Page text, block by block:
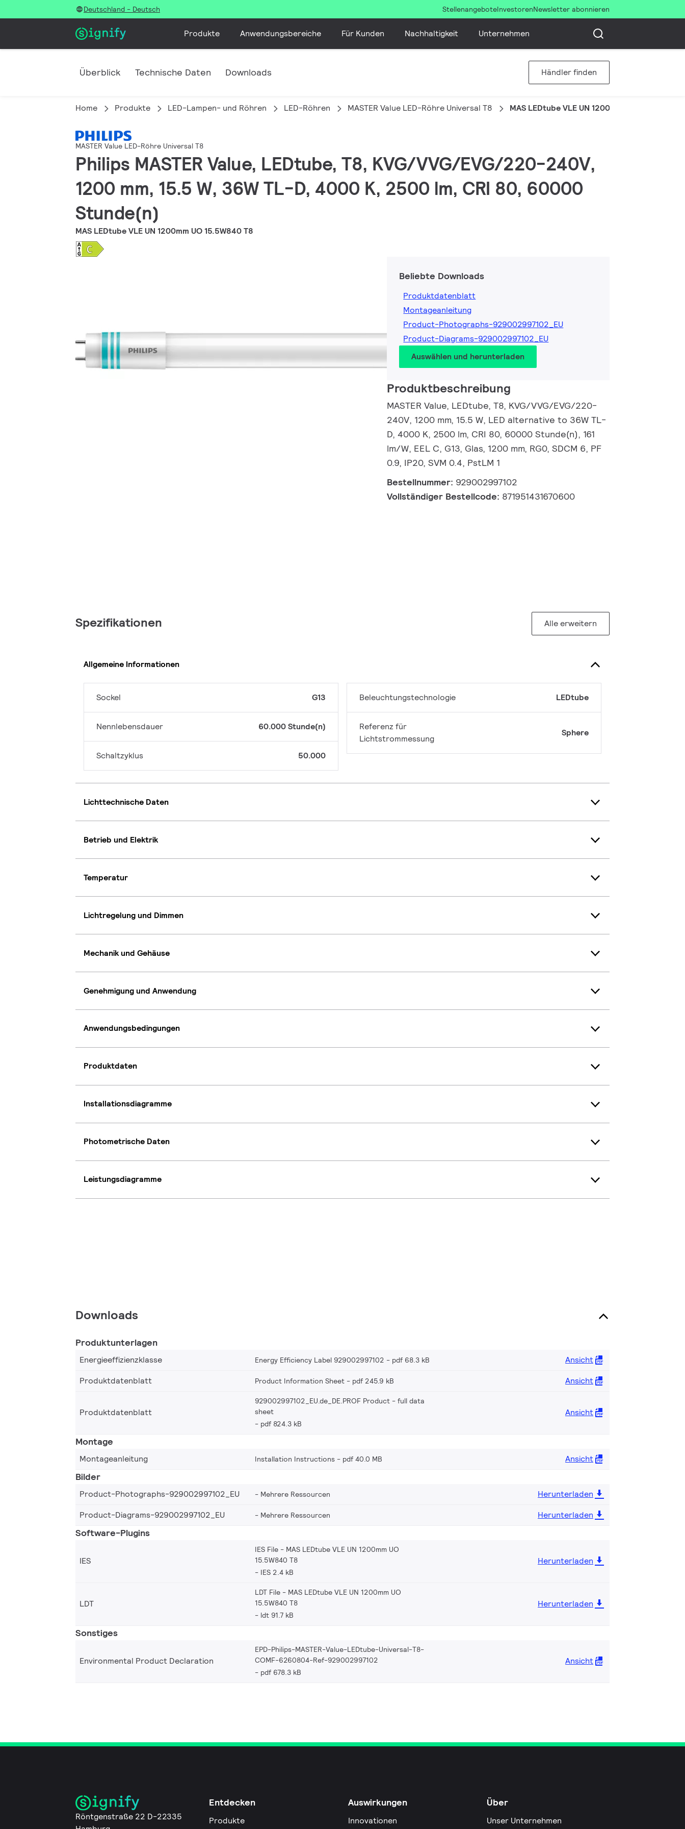
Deutschland - Deutsch StellenangeboteInvestorenNewsletter abonnieren
Produkte Anwendungsbereiche Für Kunden Nachhaltigkeit Unternehmen
Überblick Technische Daten Downloads Händler finden
Home Produkte LED-Lampen- und Röhren LED-Röhren MASTER Value LED-Röhre Universal T8 MAS LEDtube VLE UN 1200mm UO 15.5W840
MASTER Value LED-Röhre Universal T8
Philips MASTER Value, LEDtube, T8, KVG/VVG/EVG/220-240V,
1200 mm, 15.5 W, 36W TL-D, 4000 K, 2500 lm, CRI 80, 60000
Stunde(n)
MAS LEDtube VLE UN 1200mm UO 15.5W840 T8
Beliebte Downloads
Produktdatenblatt
Montageanleitung
Product-Photographs-929002997102_EU
Product-Diagrams-929002997102_EU
Auswählen und herunterladen
Produktbeschreibung
MASTER Value, LEDtube, T8, KVG/VVG/EVG/220-
240V, 1200 mm, 15.5 W, LED alternative to 36W TL-
D, 4000 K, 2500 lm, CRI 80, 60000 Stunde(n), 161
lm/W, EEL C, G13, Glas, 1200 mm, RG0, SDCM 6, PF
0.9, IP20, SVM 0.4, PstLM 1
Bestellnummer: 929002997102
Vollständiger Bestellcode: 871951431670600
Spezifikationen Alle erweitern
Allgemeine Informationen
Sockel G13
Nennlebensdauer 60.000 Stunde(n)
Schaltzyklus 50.000
Beleuchtungstechnologie LEDtube
Referenz für
Lichtstrommessung
Sphere
Lichttechnische Daten
Betrieb und Elektrik
Temperatur
Lichtregelung und Dimmen
Mechanik und Gehäuse
Genehmigung und Anwendung
Anwendungsbedingungen
Produktdaten
Installationsdiagramme
Photometrische Daten
Leistungsdiagramme
Downloads
Produktunterlagen
Energieeffizienzklasse Energy Efficiency Label 929002997102 pdf 68.3 kB
Ansicht
Produktdatenblatt
Product Information Sheet pdf 245.9 kB Ansicht
Produktdatenblatt
929002997102_EU.de_DE.PROF Product - full data
sheet
pdf 824.3 kB
Ansicht
Montage
Montageanleitung Installation Instructions pdf 40.0 MB Ansicht
Bilder
Product-Photographs-929002997102_EU Mehrere Ressourcen
Herunterladen
Product-Diagrams-929002997102_EU
Mehrere Ressourcen Herunterladen
Software-Plugins
IES
IES File - MAS LEDtube VLE UN 1200mm UO
15.5W840 T8
IES 2.4 kB
Herunterladen
LDT
LDT File - MAS LEDtube VLE UN 1200mm UO
15.5W840 T8
ldt 91.7 kB
Herunterladen
Sonstiges
Environmental Product Declaration
EPD-Philips-MASTER-Value-LEDtube-Universal-T8-
COMF-6260804-Ref-929002997102
pdf 678.3 kB
Ansicht
Röntgenstraße 22 D-22335
Entdecken
Produkte
Auswirkungen
Innovationen
Über
Unser Unternehmen